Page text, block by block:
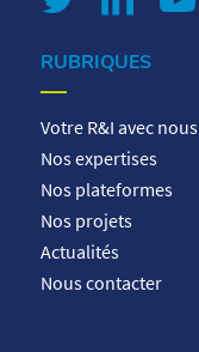
RUBRIQUES
Votre R&I avec nous
Nos expertises
Nos plateformes
Nos projets
Actualités
Nous contacter